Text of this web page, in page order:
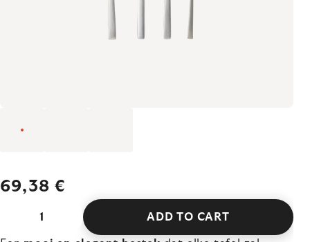
69,38 €
ADD TO CART